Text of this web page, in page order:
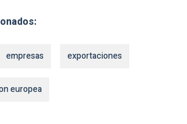
empresas exportaciones
europea